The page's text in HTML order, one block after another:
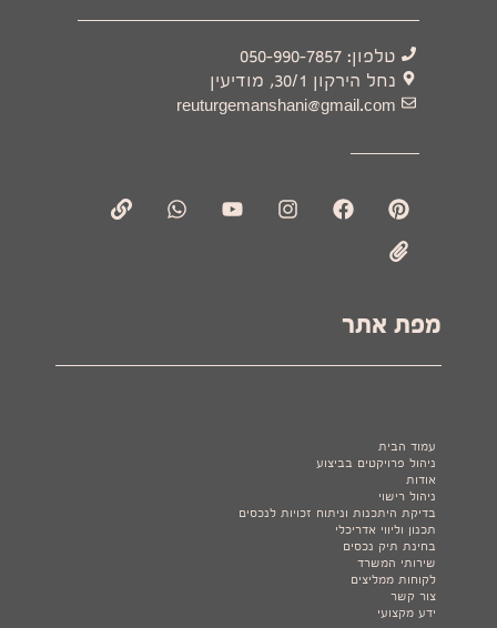
טלפון: 050-990-7857
נחל הירקון 30/1, מודיעין
reuturgemanshani@gmail.com
מפת אתר
עמוד הבית
ניהול פרויקטים בביצוע
אודות
ניהול רישוי
בדיקת היתכנות וניתוח זכויות לנכסים
תכנון וליווי אדריכלי
בחינת תיק נכסים
שירותי המשרד
לקוחות ממליצים
צור קשר
ידע מקצועי